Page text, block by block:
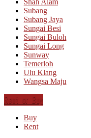
Subang
Subang Jaya
Sungai Besi
Sungai Buloh
Sungai Long
Sunway
Temerloh
Ulu Klang
Wangsa Maju
Rent or Buy
Buy
Rent